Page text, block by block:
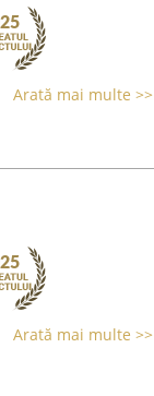
Arată mai multe >>
Arată mai multe >>